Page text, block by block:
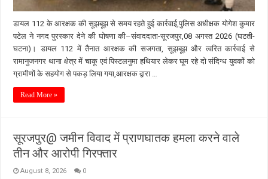
डायल 112 के आरक्षक की सूझबूझ से समय रहते हुई कार्रवाई,पुलिस अधीक्षक योगेश कुमार
पटेल ने नगद पुरस्कार देने की घोषणा की–संवाददाता-सूरजपुर,08 अगस्त 2026 (घटती-
घटना)। डायल 112 में तैनात आरक्षक की सजगता, सूझबूझ और त्वरित कार्रवाई से
रामानुजनगर थाना क्षेत्र में चाकू एवं पिस्टलनुमा हथियार लेकर घूम रहे दो संदिग्ध युवकों को
ग्रामीणों के सहयोग से पकड़ लिया गया,आरक्षक द्वारा …
Read More »
सूरजपुर@ जमीन विवाद में प्राणघातक हमला करने वाले
तीन और आरोपी गिरफ्तार
August 8, 2026 0